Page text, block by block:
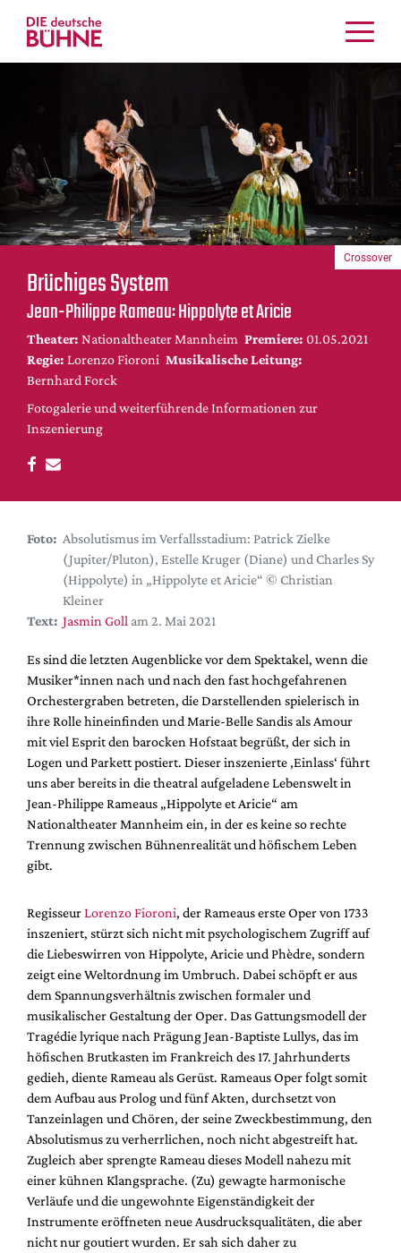
Musiktheater
Tanz
Crossover
Bühnenwelt
Festivals & Veranstaltungen
Menschen & Theater
Themen
Internationales
Nachrufe
Medientipps
DdB-map
Kalender
Premierensuche
Festival-Planer
Hefte
Alle Hefte
Leseproben
Podcast
Service
Shop / Abo
Newsletter
Redaktion
Autor:innen
Partner
Mediadaten
Suche
Brüchiges System
Jean-Philippe Rameau: Hippolyte et Aricie
Theater: Nationaltheater Mannheim Premiere: 01.05.2021
Regie: Lorenzo Fioroni Musikalische Leitung:
Bernhard Forck
Fotogalerie und weiterführende Informationen zur
Inszenierung
Crossover
Foto: Absolutismus im Verfallsstadium: Patrick Zielke
(Jupiter/Pluton), Estelle Kruger (Diane) und Charles Sy
(Hippolyte) in „Hippolyte et Aricie“ © Christian
Kleiner
Text: Jasmin Goll am 2. Mai 2021
Es sind die letzten Augenblicke vor dem Spektakel, wenn die
Musiker*innen nach und nach den fast hochgefahrenen
Orchestergraben betreten, die Darstellenden spielerisch in
ihre Rolle hineinfinden und Marie-Belle Sandis als Amour
mit viel Esprit den barocken Hofstaat begrüßt, der sich in
Logen und Parkett postiert. Dieser inszenierte ‚Einlass‘ führt
uns aber bereits in die theatral aufgeladene Lebenswelt in
Jean-Philippe Rameaus „Hippolyte et Aricie“ am
Nationaltheater Mannheim ein, in der es keine so rechte
Trennung zwischen Bühnenrealität und höfischem Leben
gibt.
RegisseurLorenzo Fioroni, der Rameaus erste Oper von 1733
inszeniert, stürzt sich nicht mit psychologischem Zugriff auf
die Liebeswirren von Hippolyte, Aricie und Phèdre, sondern
zeigt eine Weltordnung im Umbruch. Dabei schöpft er aus
dem Spannungsverhältnis zwischen formaler und
musikalischer Gestaltung der Oper. Das Gattungsmodell der
Tragédie lyrique nach Prägung Jean-Baptiste Lullys, das im
höfischen Brutkasten im Frankreich des 17. Jahrhunderts
gedieh, diente Rameau als Gerüst. Rameaus Oper folgt somit
dem Aufbau aus Prolog und fünf Akten, durchsetzt von
Tanzeinlagen und Chören, der seine Zweckbestimmung, den
Absolutismus zu verherrlichen, noch nicht abgestreift hat.
Zugleich aber sprengte Rameau dieses Modell nahezu mit
einer kühnen Klangsprache. (Zu) gewagte harmonische
Verläufe und die ungewohnte Eigenständigkeit der
Instrumente eröffneten neue Ausdrucksqualitäten, die aber
nicht nur goutiert wurden. Er sah sich daher zu